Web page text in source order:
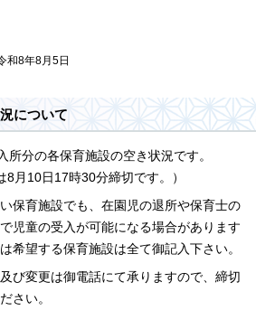
8年8月5日
について
所分の各保育施設の空き状況です。
8月10日17時30分締切です。）
保育施設でも、在園児の退所や保育士の
児童の受入が可能になる場合があります
希望する保育施設は全て御記入下さい。
び変更は御電話にて承りますので、締切
さい。